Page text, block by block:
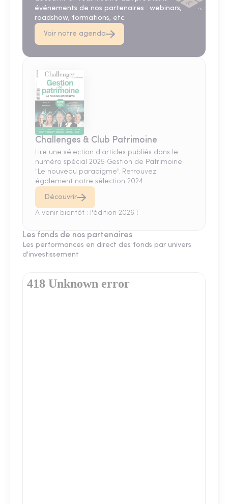
événements de nos partenaires : webinars,
roadshow, formations, etc.
Voir notre agenda
Challenges & Club Patrimoine
Lire une sélection d'articles publiés dans le
numéro spécial 2025 Gestion de Patrimoine
"Le nouveau paradigme". Retrouvez
également notre sélection 2024.
Découvrir
A venir bientôt : l'édition 2026 !
Les fonds de nos partenaires
Les performances en direct des fonds par univers
d'investissement